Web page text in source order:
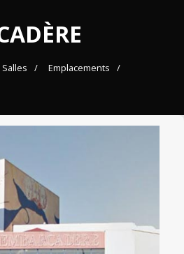
Salles
Emplacements